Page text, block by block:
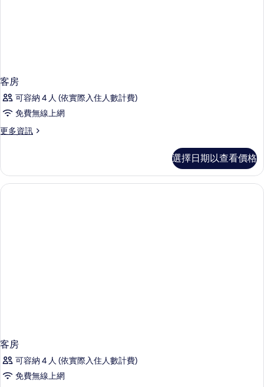
客房
可容納 4 人 (依實際入住人數計費)
免費無線上網
更多資訊
更
的
詳
情
選擇日期以查看價格
客房
可容納 4 人 (依實際入住人數計費)
免費無線上網